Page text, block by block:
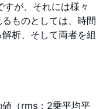
が、それには様々
ものとしては、時間
析、そして両者を組
（rms：2乗平均平